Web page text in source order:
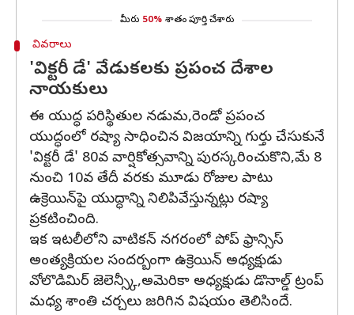
మీరు 50% శాతం పూర్తి చేశారు
వివరాలు
'విక్టరీ డే' వేడుకలకు ప్రపంచ దేశాల
నాయకులు
ఈ యుద్ధ పరిస్థితుల నడుమ,రెండో ప్రపంచ
యుద్ధంలో రష్యా సాధించిన విజయాన్ని గుర్తు చేసుకునే
'విక్టరీ డే' 80వ వార్షికోత్సవాన్ని పురస్కరించుకొని,మే 8
నుంచి 10వ తేదీ వరకు మూడు రోజుల పాటు
ఉక్రెయిన్‌పై యుద్ధాన్ని నిలిపివేస్తున్నట్లు రష్యా
ప్రకటించింది.
ఇక ఇటలీలోని వాటికన్ నగరంలో పోప్ ఫ్రాన్సిస్‌
అంత్యక్రియల సందర్బంగా ఉక్రెయిన్ అధ్యక్షుడు
వోలొడిమిర్‌ జెలెన్స్కీ,అమెరికా అధ్యక్షుడు డొనాల్డ్ ట్రంప్‌
మధ్య శాంతి చర్చలు జరిగిన విషయం తెలిసిందే.